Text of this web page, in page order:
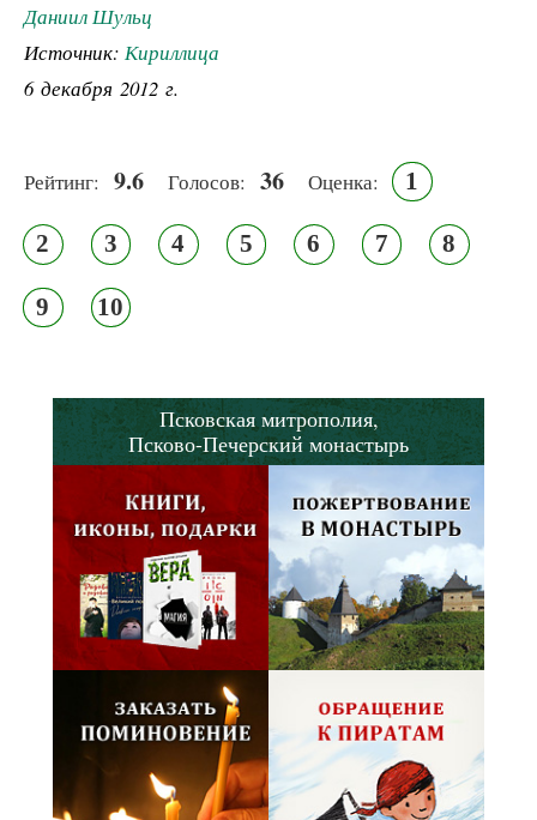
Даниил Шульц
Источник: Кириллица
6 декабря 2012 г.
Рейтинг: 9.6 Голосов: 36 Оценка: 1
2 3 4 5 6 7 8
9 10
Псковская митрополия,
Псково-Печерский монастырь